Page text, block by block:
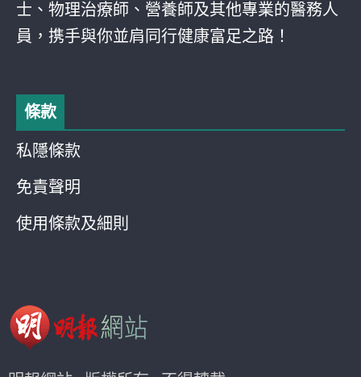
士、物理治療師、營養師及其他專業的醫務人
員，携手與你並肩同行健康富足之路！
條款
私隱條款
免責聲明
使用條款及細則